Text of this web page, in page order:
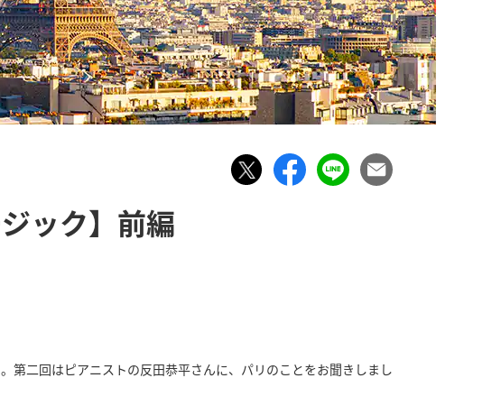
ック】前編
第二回はピアニストの反田恭平さんに、パリのことをお聞きしまし